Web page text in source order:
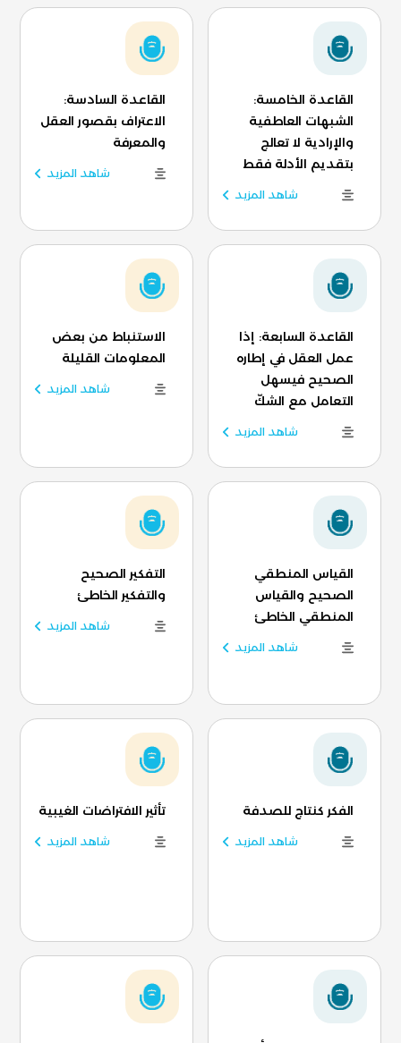
القاعدة الخامسة:
الشبهات العاطفية
والإرادية لا تعالج
بتقديم الأدلة فقط
شاهد المزيد
القاعدة السادسة:
الاعتراف بقصور العقل
والمعرفة
شاهد المزيد
القاعدة السابعة: إذا
عمل العقل في إطاره
الصحيح فيسهل
التعامل مع الشكّ
شاهد المزيد
الاستنباط من بعض
المعلومات القليلة
شاهد المزيد
القياس المنطقي
الصحيح والقياس
المنطقي الخاطئ
شاهد المزيد
التفكير الصحيح
والتفكير الخاطئ
شاهد المزيد
الفكر كنتاج للصدفة
شاهد المزيد
تأثير الافتراضات الغيبية
شاهد المزيد